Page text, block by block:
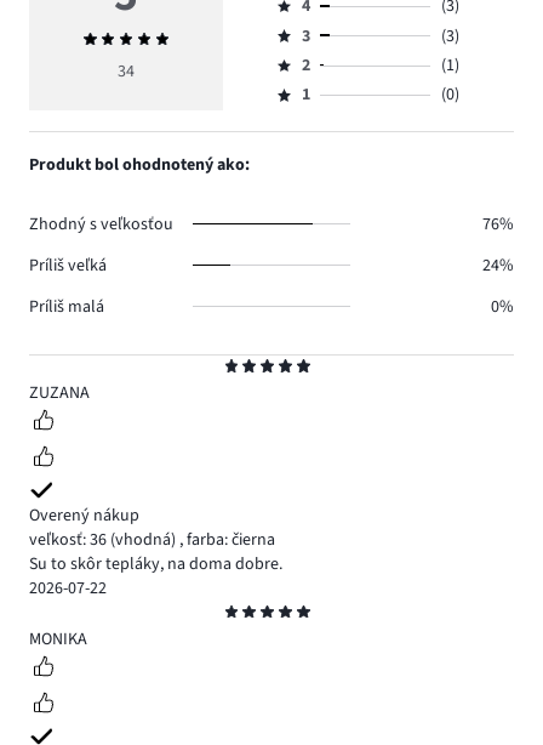
5
ZUZANA
Overený nákup
veľkosť: 36 (vhodná) ,farba: čierna
Su to skôr tepláky, na doma dobre.
2026-07-22
5
MONIKA
Priemerné
hodnotenie
34
5,
počet
hlasov
27.
Hodnotenie
4,
počet
hlasov
4
(3)
Hodnotenie
3,
počet
3
(3)
Hodnotenie
2,
2
(1)
Hodnotenie
1,
1 (0)
Produkt bol ohodnotený ako:
Zhodný s veľkosťou
76%
Príliš veľká
24%
Príliš malá
0%